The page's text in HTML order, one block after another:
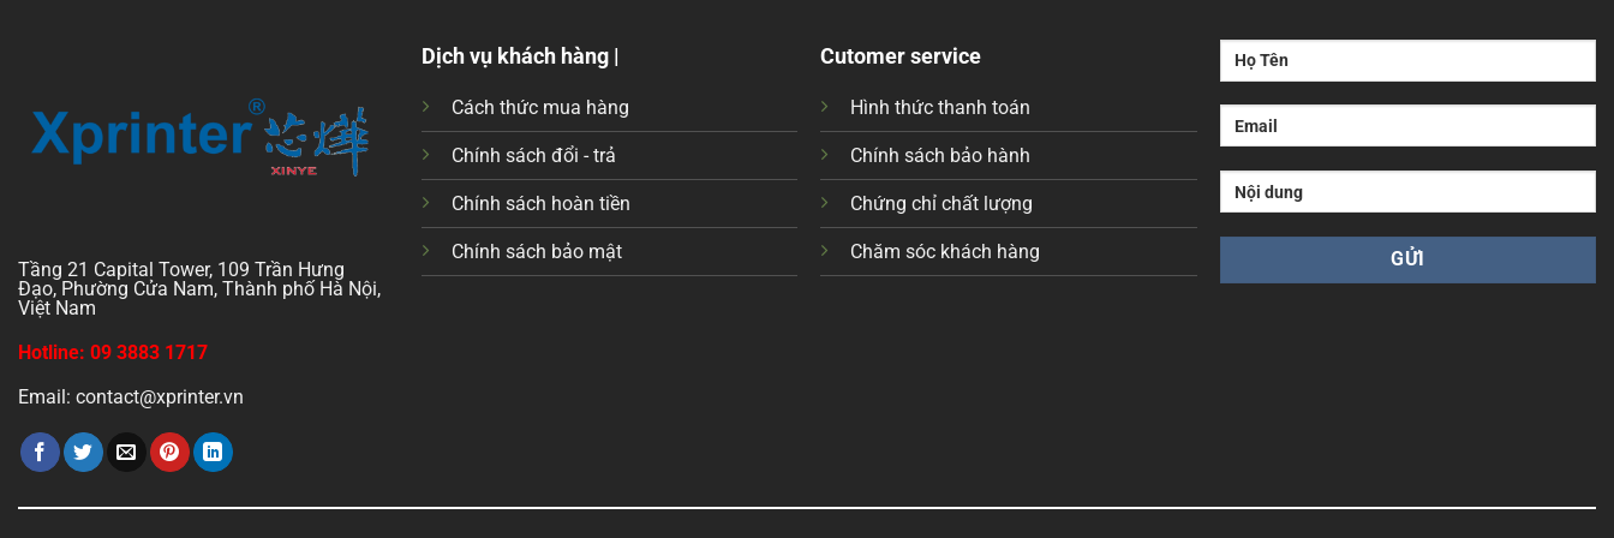
Tầng 21 Capital Tower, 109 Trần Hưng
Đạo, Phường Cửa Nam, Thành phố Hà Nội,
Việt Nam
Hotline: 09 3883 1717
Email: contact@xprinter.vn
Dịch vụ khách hàng |
Cách thức mua hàng
Chính sách đổi - trả
Chính sách hoàn tiền
Chính sách bảo mật
Cutomer service
Hình thức thanh toán
Chính sách bảo hành
Chứng chỉ chất lượng
Chăm sóc khách hàng